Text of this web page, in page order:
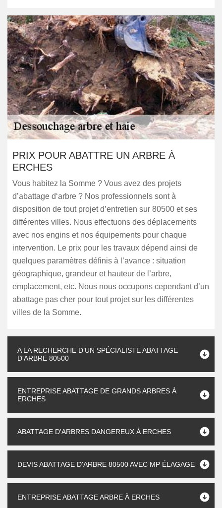
PRIX POUR ABATTRE UN ARBRE À
ERCHES
Vous habitez la Somme ? Vous avez des projets
d’abattage d‘arbre ? Nos professionnels sont à
disposition de tout projet d’entretien sur 80500 et ses
différentes villes. Nous effectuons des déplacements
avec nos engins et nos équipements pour chaque
intervention. Le prix pour les travaux dépend ainsi de
quelques paramètres définis à l’avance : situation
géographique, grandeur et hauteur de l’arbre,
emplacement, etc. Nous nous occupons cependant d’un
abattage pas cher pour tout projet sur les différentes
villes de la Somme.
A LA RECHERCHE D’UN SPÉCIALISTE ABATTAGE
D'ARBRE 80500
ENTREPRISE ABATTAGE DE GRANDS ARBRES À
ERCHES
ABATTAGE D'ARBRES DANGEREUX À ERCHES
DEVIS ABATTAGE D'ARBRE 80500 AVEC MP ÉLAGAGE
ENTREPRISE ABATTAGE ARBRE À ERCHES